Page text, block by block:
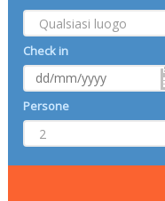
Check in
Persone